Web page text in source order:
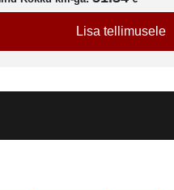
Lisa tellimusele